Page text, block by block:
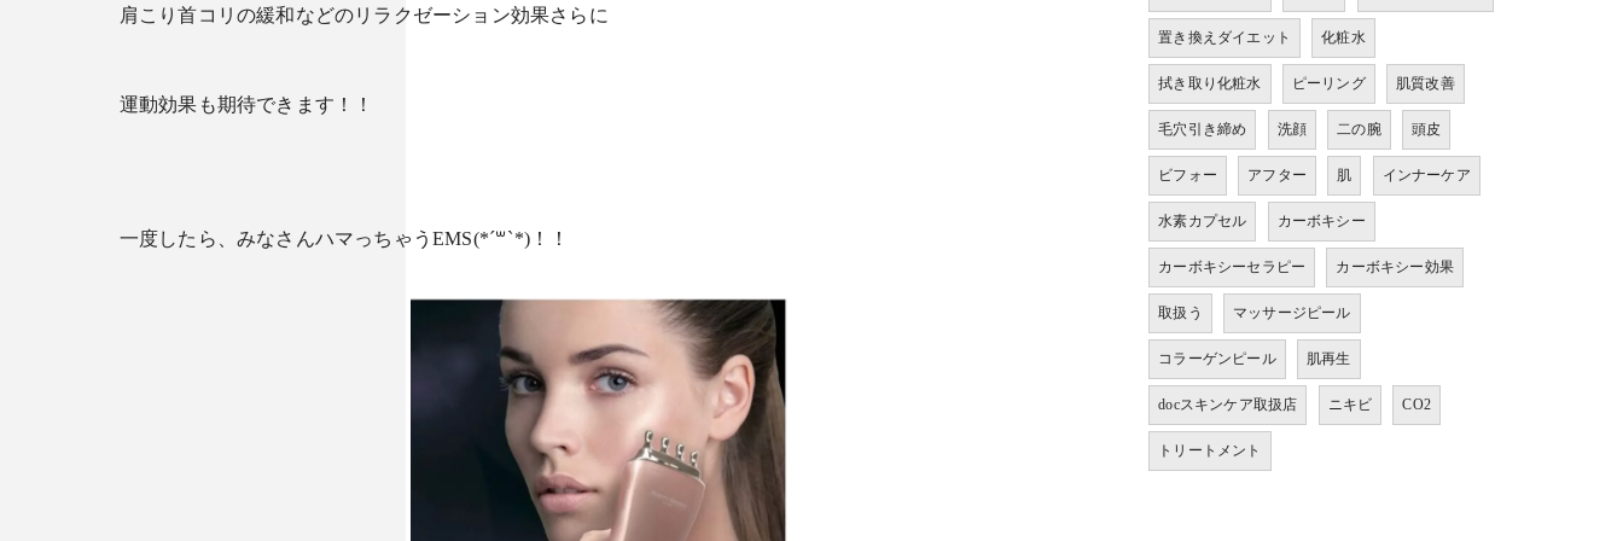
肩こり首コリの緩和などのリラクゼーション効果さらに
運動効果も期待できます！！
一度したら、みなさんハマっちゃうEMS(*´꒳`*)！！
置き換えダイエット 化粧水
拭き取り化粧水 ピーリング 肌質改善
毛穴引き締め 洗顔 二の腕 頭皮
ビフォー アフター 肌 インナーケア
水素カプセル カーボキシー
カーボキシーセラピー カーボキシー効果
取扱う マッサージピール
コラーゲンピール 肌再生
docスキンケア取扱店 ニキビ CO2
トリートメント